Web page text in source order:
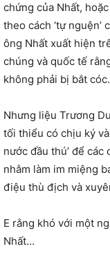
chứng của Nhất,
theo cách ‘tự nguện’
ông Nhất xuất hiện
chúng và quốc tế
không phải bị bắt cóc.
Nhưng liệu Trương
tối thiểu có chịu ký
nước đầu thú’ để
nhằm làm im miệng
điệu thù địch và
E rằng khó với một
Nhất…